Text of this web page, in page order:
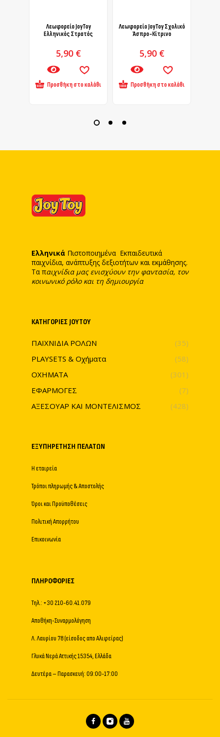
Λεωφορείο JoyToy
Ελληνικός Στρατός
5,90 €
Προσθήκη στο καλάθι
Λεωφορείο JoyToy Σχολικό
Άσπρο-Κίτρινο
5,90 €
Προσθήκη στο καλάθι
Ελληνικά Πιστοποιημένα Εκπαιδευτικά
παιχνίδια, ανάπτυξης δεξιοτήτων και εκμάθησης.
Τα παιχνίδια μας ενισχύουν την φαντασία, τον
κοινωνικό ρόλο και τη δημιουργία
ΚΑΤΗΓΟΡΊΕΣ JOYTOY
ΠΑΙΧΝΙΔΙΑ ΡΟΛΩΝ
(35)
PLAYSETS & Οχήματα
(58)
ΟΧΗΜΑΤΑ
(301)
ΕΦΑΡΜΟΓΕΣ
(7)
ΑΞΕΣΟΥΑΡ ΚΑΙ ΜΟΝΤΕΛΙΣΜΟΣ
(428)
ΕΞΥΠΗΡΈΤΗΣΗ ΠΕΛΑΤΏΝ
Η εταιρεία
Τρόποι πληρωμής & Αποστολής
Όροι και Προϋποθέσεις
Πολιτική Απορρήτου
Επικοινωνία
ΠΛΗΡΟΦΟΡΊΕΣ
Τηλ.: +30 210-60.41.079
Αποθήκη-Συναρμολόγηση
Λ. Λαυρίου 78 (είσοδος απο Αλιφείρας)
Γλυκά Νερά Αττικής 15354, Ελλάδα
Δευτέρα – Παρασκευή: 09:00-17:00